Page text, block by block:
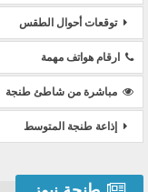
توقعات أحوال الطقس
ارقام هواتف مهمة
مباشرة من شاطئ طنجة
إذاعة طنجة المتوسط